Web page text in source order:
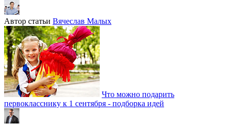
Автор статьи Вячеслав Малых
Что можно подарить
первокласснику к 1 сентября - подборка идей